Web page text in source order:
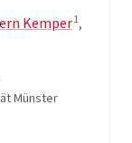
Kemper1,
Münster